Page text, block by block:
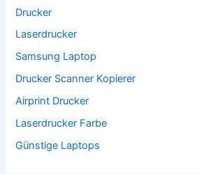
Drucker
Laserdrucker
Samsung Laptop
Drucker Scanner Kopierer
Airprint Drucker
Laserdrucker Farbe
Günstige Laptops